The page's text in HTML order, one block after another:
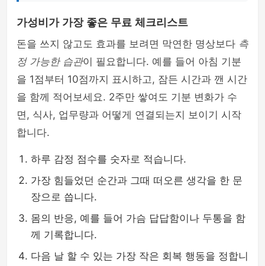
가성비가 가장 좋은 무료 체크리스트
돈을 쓰지 않고도 효과를 보려면 막연한 명상보다 측
정 가능한 습관이 필요합니다. 예를 들어 아침 기분
을 1점부터 10점까지 표시하고, 잠든 시간과 깬 시간
을 함께 적어보세요. 2주만 쌓여도 기분 변화가 수
면, 식사, 업무량과 어떻게 연결되는지 보이기 시작
합니다.
하루 감정 점수를 숫자로 적습니다.
가장 힘들었던 순간과 그때 떠오른 생각을 한 문
장으로 씁니다.
몸의 반응, 예를 들어 가슴 답답함이나 두통을 함
께 기록합니다.
다음 날 할 수 있는 가장 작은 회복 행동을 정합니